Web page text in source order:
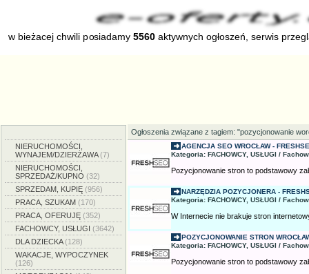
w bieżacej chwili posiadamy5560 aktywnych ogłoszeń, serwis
NIERUCHOMOŚCI,
WYNAJEM/DZIERŻAWA(7)
NIERUCHOMOŚCI,
SPRZEDAŻ/KUPNO (32)
SPRZEDAM, KUPIĘ (956)
PRACA, SZUKAM (170)
PRACA, OFERUJĘ (352)
FACHOWCY, USŁUGI (3642)
DLA DZIECKA(128)
WAKACJE, WYPOCZYNEK
(126)
Ogłoszenia związane z tagiem: "pozycjonowanie
AGENCJA SEO WROCŁAW -
Kategoria: FACHOWCY, USŁUGI /
Pozycjonowanie stron to podstawowy
NARZĘDZIA POZYCJONERA -
Kategoria: FACHOWCY, USŁUGI /
W Internecie nie brakuje stron
POZYCJONOWANIE STRON
Kategoria: FACHOWCY, USŁUGI /
Pozycjonowanie stron to podstawowy